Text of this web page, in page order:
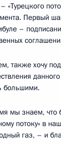
«Турецкого
Первый
–
также хочу
большими.
мы знаем, что
потоку» в
газ, – и